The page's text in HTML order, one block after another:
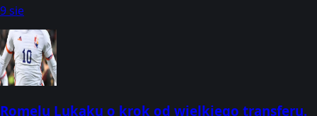
9 sie
Romelu Lukaku o krok od wielkiego transferu.